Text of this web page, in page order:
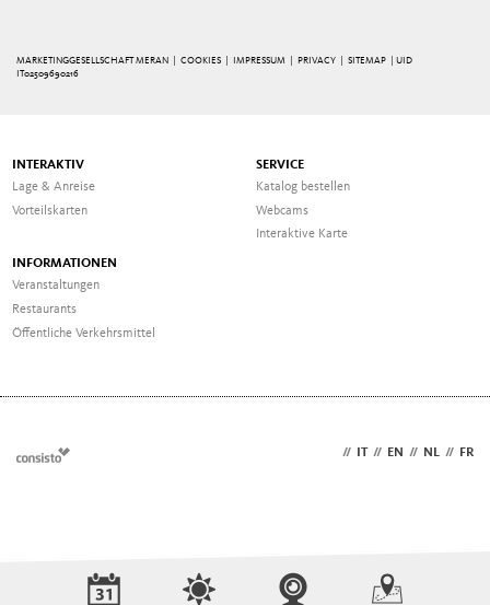
MARKETINGGESELLSCHAFT MERAN | COOKIES IMPRESSUM |PRIVACY |SITEMAP
| UID
IT02509690216
INTERAKTIV
Lage & Anreise
Vorteilskarten
SERVICE
Katalog bestellen
Webcams
Interaktive Karte
INFORMATIONEN
Veranstaltungen
Restaurants
Öffentliche Verkehrsmittel
// IT // EN // NL // FR